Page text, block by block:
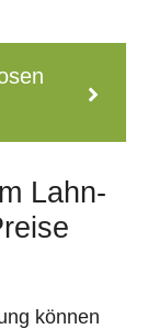
Lahn-
können